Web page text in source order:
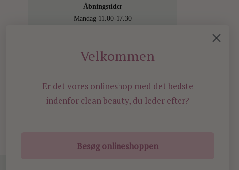
Åbningstider
Mandag 11.00-17.30
Torsdag 11.00-17.30
Besøg os også online på
shop.ilovebeauty.dk
Velkommen
Er det vores onlineshop med det bedste
indenfor clean beauty, du leder efter?
Besøg onlineshoppen